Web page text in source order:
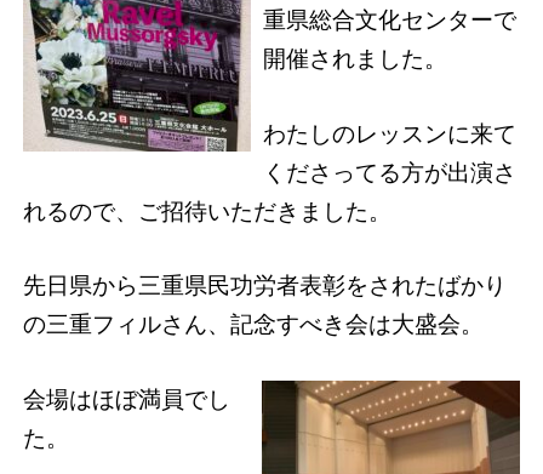
重県総合文化センターで
開催されました。
わたしのレッスンに来て
くださってる方が出演さ
れるので、ご招待いただきました。
先日県から三重県民功労者表彰をされたばかり
の三重フィルさん、記念すべき会は大盛会。
会場はほぼ満員でし
た。